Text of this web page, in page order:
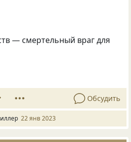
— смертельный враг для
Обсудить
22 янв 2023